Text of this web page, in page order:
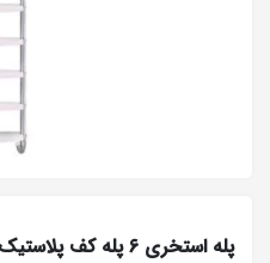
پله استخری 6 پله کف پلاستیک